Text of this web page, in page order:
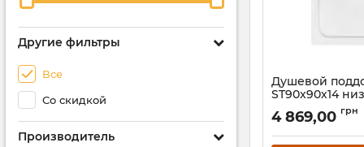
Другие фильтры
Все
Со скидкой
Производитель
Душевой
ST90x90х14
квадратный,
52 мм Lidz
Артикул:
4 869,00 грн